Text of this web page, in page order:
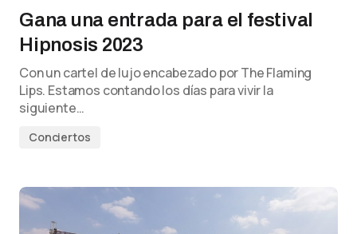
Gana una entrada para el festival
Hipnosis 2023
Con un cartel de lujo encabezado por The Flaming
Lips. Estamos contando los días para vivir la
siguiente…
Conciertos